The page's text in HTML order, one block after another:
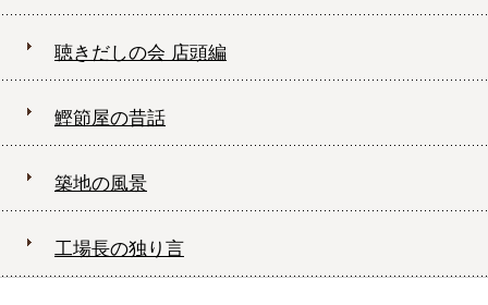
聴きだしの会 店頭編
鰹節屋の昔話
築地の風景
工場長の独り言